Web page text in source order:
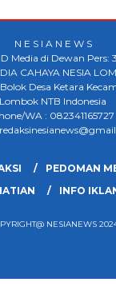
N E S I A N E W S
Media di Dewan Pers:
CAHAYA NESIA
Desa Ketara
Lombok NTB Indonesia
WA : 082341165727
PEDOMAN
INFO
NESIANEWS